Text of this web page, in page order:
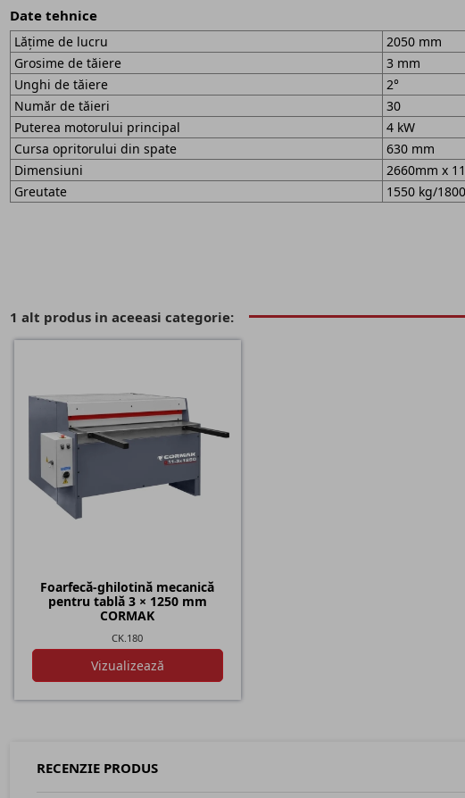
Date tehnice
Lățime de lucru
2050 mm
Grosime de tăiere
3 mm
Unghi de tăiere
2°
Număr de tăieri
30
Puterea motorului principal
4 kW
Cursa opritorului din spate
630 mm
Dimensiuni
2660mm x
Greutate
1550 kg/
1 alt produs in aceeasi categorie:
Foarfecă-ghilotină mecanică
pentru tablă 3 × 1250 mm
CORMAK
CK.180
Vizualizează
RECENZIE PRODUS